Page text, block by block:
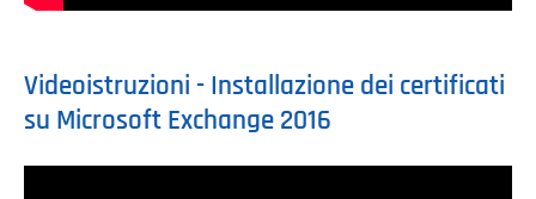
Videoistruzioni - Installazione dei certificati
su Microsoft Exchange 2016